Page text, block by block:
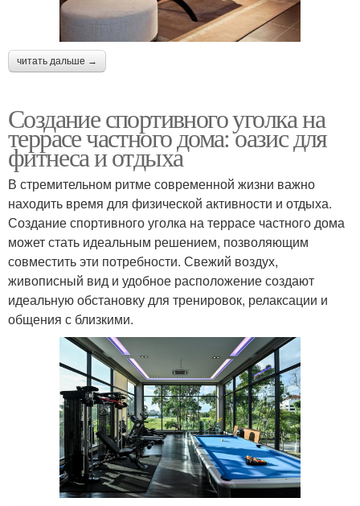
читать дальше →
Создание спортивного уголка на
террасе частного дома: оазис для
фитнеса и отдыха
В стремительном ритме современной жизни важно
находить время для физической активности и отдыха.
Создание спортивного уголка на террасе частного дома
может стать идеальным решением, позволяющим
совместить эти потребности. Свежий воздух,
живописный вид и удобное расположение создают
идеальную обстановку для тренировок, релаксации и
общения с близкими.